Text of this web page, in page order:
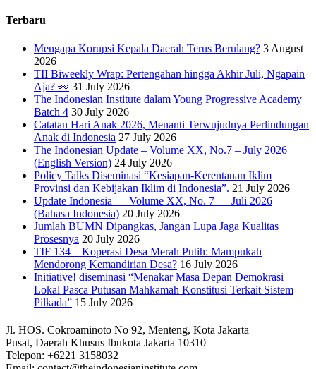
Terbaru
Mengapa Korupsi Kepala Daerah Terus Berulang? 3 August
2026
TII Biweekly Wrap: Pertengahan hingga Akhir Juli, Ngapain
Aja? 👀 31 July 2026
The Indonesian Institute dalam Young Progressive Academy
Batch 4 30 July 2026
Catatan Hari Anak 2026, Menanti Terwujudnya Perlindungan
Anak di Indonesia 27 July 2026
The Indonesian Update – Volume XX, No.7 – July 2026
(English Version) 24 July 2026
Policy Talks Diseminasi “Kesiapan-Kerentanan Iklim
Provinsi dan Kebijakan Iklim di Indonesia”. 21 July 2026
Update Indonesia — Volume XX, No. 7 — Juli 2026
(Bahasa Indonesia) 20 July 2026
Jumlah BUMN Dipangkas, Jangan Lupa Jaga Kualitas
Prosesnya 20 July 2026
TIF 134 – Koperasi Desa Merah Putih: Mampukah
Mendorong Kemandirian Desa? 16 July 2026
Initiative! diseminasi “Menakar Masa Depan Demokrasi
Lokal Pasca Putusan Mahkamah Konstitusi Terkait Sistem
Pilkada” 15 July 2026
Jl. HOS. Cokroaminoto No 92, Menteng, Kota Jakarta
Pusat, Daerah Khusus Ibukota Jakarta 10310
Telepon: +6221 3158032